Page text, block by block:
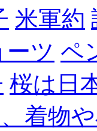
米軍約
ツ ペ
桜は日
着物